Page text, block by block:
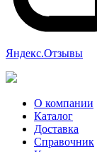
Яндекс.Отзывы
О компании
Каталог
Доставка
Справочник